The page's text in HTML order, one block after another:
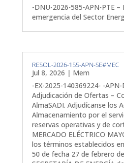
-DNU-2026-585-APN-PTE –
emergencia del Sector
RESOL-2026-155-APN-SE#MEC
Jul 8, 2026 | Mem
-EX-2025-140369224- -
Adjudicación de Ofertas –
AlmaSADI. Adjudícanse los
Almacenamiento por el
reservas operativas y de
MERCADO ELÉCTRICO
los términos establecidos
50 de fecha 27 de febrero